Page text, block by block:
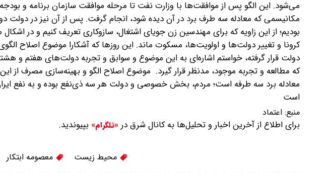
می‌شود. این الگو پس از موافقت‌ها با وزارت نفت تا مرحله موافقت سازمان برنامه و
مکانیسمی که معادله سه طرف برد در آن دیده شود، انجام گرفت. پس از آن نیز در دولت
بودیم؛ از این زاویه که برای مهندسین زن جویای اشتغال‌، سازوکاری تعریف کنیم و در
کرونا و تغییر دولت‌ها و اولویت‌ها، مسکوت ماند. این روزها که آشکارا موضوع اصلاح
دولت قرار گرفته، خواستم اشاره‌ای به این موضوع و سوابق و تجربه دولت‌های هفتم و
که مطالعه و تجربه موجود، مدنظر قرار گیرد. موضوع اصلاح الگو و بهینه‌سازی مصرف از
معادله برد سه طرفه است؛ مردم، بخش خصوصی و دولت هر سه ذی‌نفع بوده و به نفع
است
منبع: اعتماد
برای اطلاع از آخرین اخبار و تحلیل‌ها به کانال شرق در «تلگرام» بپیوندید.
محیط زیست معصومه ابتکار